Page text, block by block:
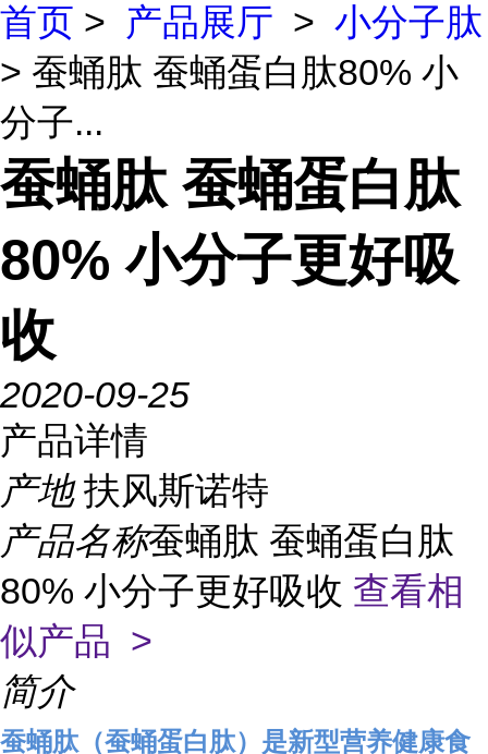
首页 > 产品展厅 > 小分子肽
> 蚕蛹肽 蚕蛹蛋白肽80% 小
分子...
蚕蛹肽 蚕蛹蛋白肽
80% 小分子更好吸
收
2020-09-25
产品详情
产地 扶风斯诺特
产品名称蚕蛹肽 蚕蛹蛋白肽
80% 小分子更好吸收 查看相
似产品 >
简介
蚕蛹肽（蚕蛹蛋白肽）是新型营养健康食